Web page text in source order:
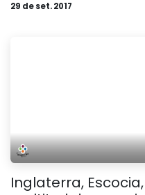
29 de set. 2017
Inglaterra, Escocia,